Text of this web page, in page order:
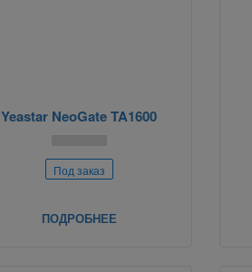
Yeastar NeoGate TA1600
Под заказ
ПОДРОБНЕЕ